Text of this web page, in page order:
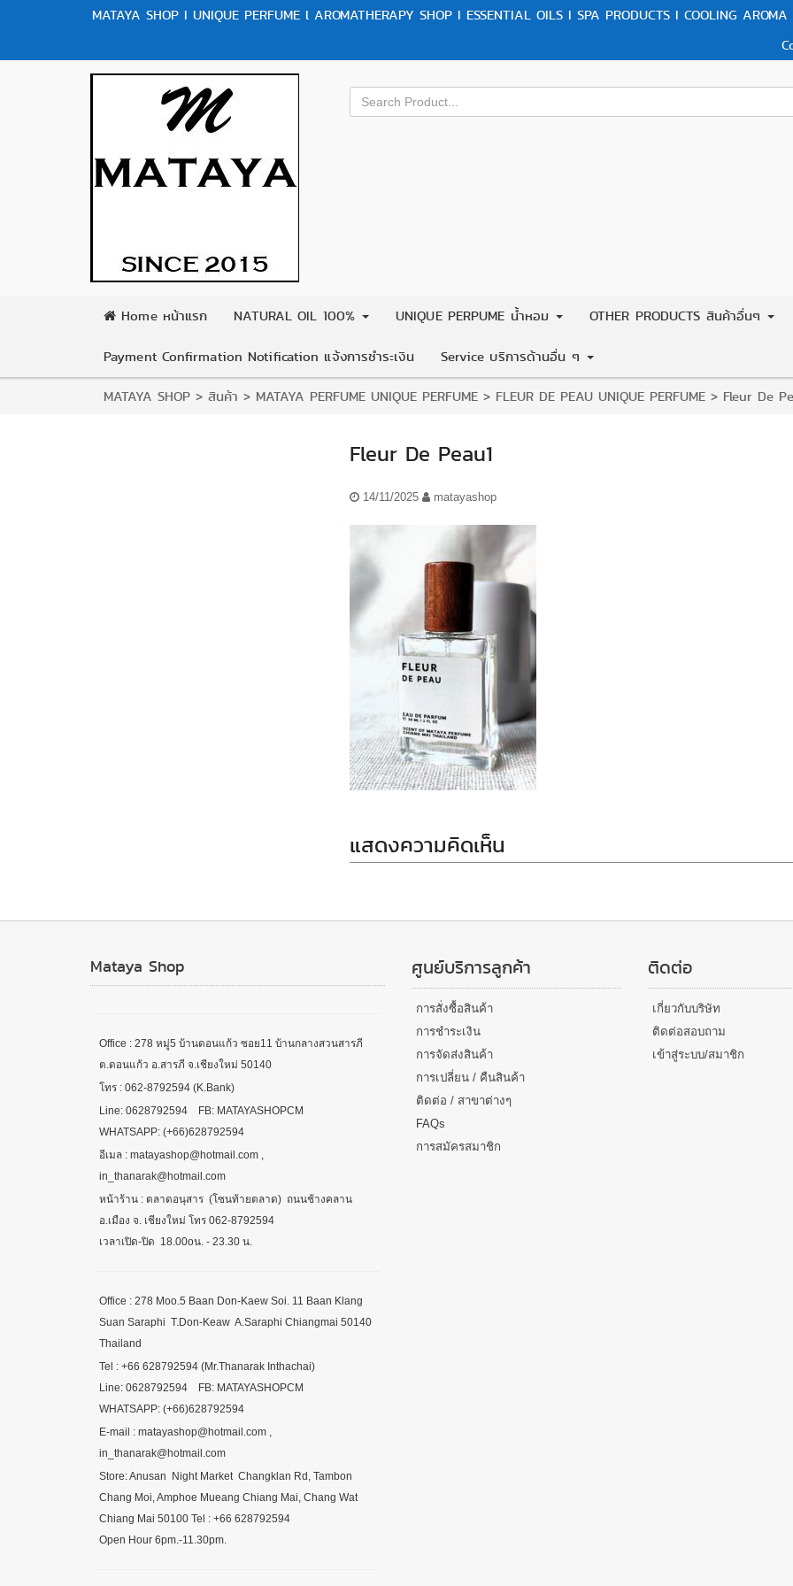
MATAYA SHOP I UNIQUE PERFUME l AROMATHERAPY SHOP I ESSENTIAL OILS I SPA PRODUCTS I COOLING AROMA
Home หน้าแรก NATURAL OIL 100% UNIQUE PERPUME น้ำหอม OTHER PRODUCTS สินค้าอื่นๆ
Payment Confirmation Notification แจ้งการชำระเงิน Service บริการด้านอื่น ๆ
MATAYA SHOP > สินค้า > MATAYA PERFUME UNIQUE PERFUME > FLEUR DE PEAU UNIQUE PERFUME > Fleur De
Fleur De Peau1
14/11/2025 matayashop
แสดงความคิดเห็น
Mataya Shop
Office : 278 หมู่5 บ้านดอนแก้ว ซอย11 บ้านกลางสวนสารภี
ต.ดอนแก้ว อ.สารภี จ.เชียงใหม่ 50140
โทร : 062-8792594 (K.Bank)
Line: 0628792594 FB: MATAYASHOPCM
WHATSAPP: (+66)628792594
อีเมล : matayashop@hotmail.com ,
in_thanarak@hotmail.com
หน้าร้าน : ตลาดอนุสาร (โซนท้ายตลาด) ถนนช้างคลาน
อ.เมือง จ. เชียงใหม่ โทร 062-8792594
เวลาเปิด-ปิด 18.00oน. - 23.30 น.
Office : 278 Moo.5 Baan Don-Kaew Soi. 11 Baan Klang
Suan Saraphi T.Don-Keaw A.Saraphi Chiangmai 50140
Thailand
Tel : +66 628792594 (Mr.Thanarak Inthachai)
Line: 0628792594 FB: MATAYASHOPCM
WHATSAPP: (+66)628792594
E-mail : matayashop@hotmail.com ,
in_thanarak@hotmail.com
Store: Anusan Night Market Changklan Rd, Tambon
Chang Moi, Amphoe Mueang Chiang Mai, Chang Wat
Chiang Mai 50100 Tel : +66 628792594
Open Hour 6pm.-11.30pm.
ศูนย์บริการลูกค้า
การสั่งซื้อสินค้า
การชำระเงิน
การจัดส่งสินค้า
การเปลี่ยน / คืนสินค้า
ติดต่อ / สาขาต่างๆ
FAQs
การสมัครสมาชิก
ติดต่อ
เกี่ยวกับบริษัท
ติดต่อสอบถาม
เข้าสู่ระบบ/สมาชิก